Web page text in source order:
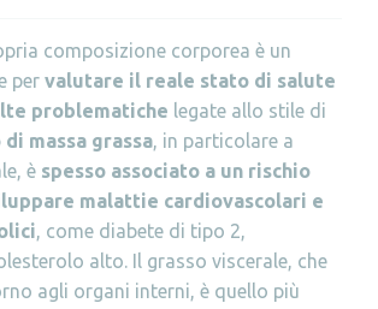
composizione corporea è un
per valutare il reale stato di salute
problematiche legate allo stile di
di massa grassa, in particolare a
è spesso associato a un rischio
malattie cardiovascolari e
, come diabete di tipo 2,
alto. Il grasso viscerale, che
agli organi interni, è quello più